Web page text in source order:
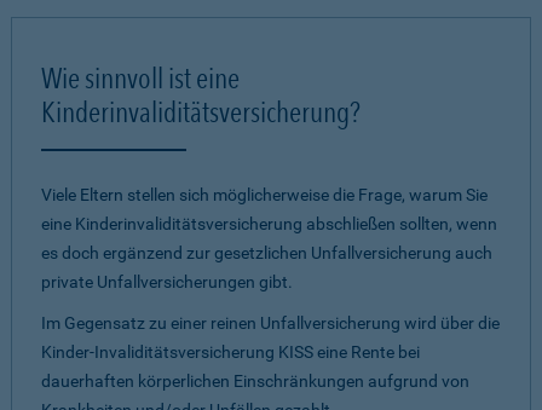
Wie sinnvoll ist eine
Kinderinvaliditätsversicherung?
Viele Eltern stellen sich möglicherweise die Frage, warum Sie
eine Kinderinvaliditätsversicherung abschließen sollten, wenn
es doch ergänzend zur gesetzlichen Unfallversicherung auch
private Unfallversicherungen gibt.
Im Gegensatz zu einer reinen Unfallversicherung wird über die
Kinder-Invaliditätsversicherung KISS eine Rente bei
dauerhaften körperlichen Einschränkungen aufgrund von